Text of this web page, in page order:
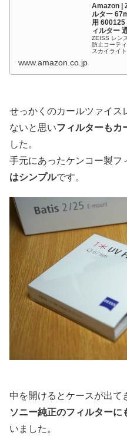
Amazon |
ルター
用 600125
ィルター
ZEISS レン
防止コーテ
スカイライ
www.amazon.co.jp
せっかくのカールツァイス
ないと思いフィルターもカ
した。
手元にあったケンコー製フ
はシンプルです。
中を開けるとケースが出て
ソニー純正のフィルターに
いました。